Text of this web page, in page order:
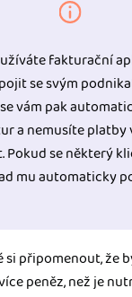
fakturační
se svým
vám pak
a nemusíte platby
Pokud se některý
mu automaticky
si připomenout, že
peněz, než je